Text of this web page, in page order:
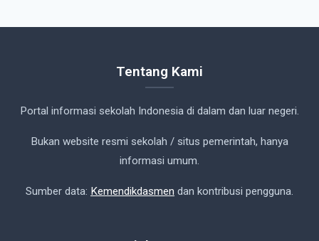
Tentang Kami
Portal informasi sekolah Indonesia di dalam dan luar negeri.
Bukan website resmi sekolah / situs pemerintah, hanya
informasi umum.
Sumber data: Kemendikdasmen dan kontribusi pengguna.